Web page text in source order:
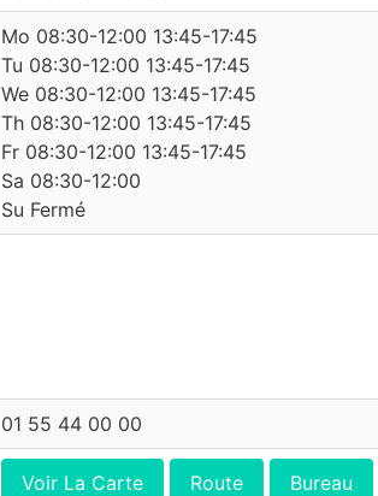
Mo 08:30-12:00 13:45-17:45
Tu 08:30-12:00 13:45-17:45
We 08:30-12:00 13:45-17:45
Th 08:30-12:00 13:45-17:45
Fr 08:30-12:00 13:45-17:45
Sa 08:30-12:00
Su Fermé
01 55 44 00 00
Voir La Carte Route Bureau